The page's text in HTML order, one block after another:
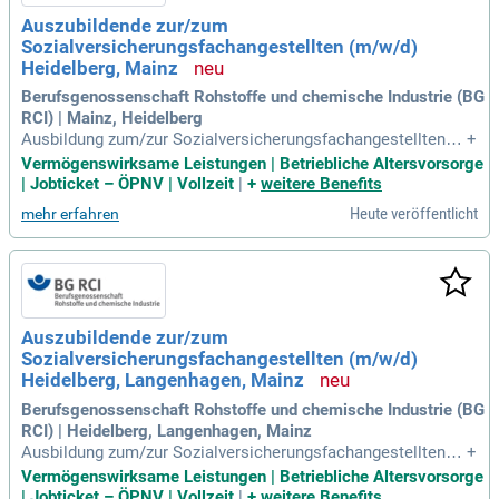
Schwerbehindertenvertretung. Unsere benefits umfassen hy
brides Arbeiten, Mitarbeiterrabatte, Gesundheitsmaßnahme
n und flexible Arbeitszeiten. Werde Teil eines innovativen Te
ams und erlebe lebenslanges Lernen bei uns!
Auszubildende zur/zum
Sozialversicherungsfachangestellten (m/w/d)
Heidelberg, Mainz
Berufsgenossenschaft Rohstoffe und chemische Industrie (BG
RCI) | Mainz, Heidelberg
Ausbildung zum/zur Sozialversicherungsfachangestellten
(m/w/d) Fachrichtung Unfallversicherung: Überblick: Ihre Au
sbildung bei der BG RCI; Während Ihrer dreijährigen Ausbildu
uf Ihre spätere Arbeit
+
Vermögenswirksame Leistungen | Betriebliche Altersvorsorge
| Jobticket – ÖPNV | Vollzeit
+ weitere Benefits
mehr erfahren Heute veröffentlicht
Auszubildende zur/zum
Sozialversicherungsfachangestellten (m/w/d)
Heidelberg, Langenhagen, Mainz
Berufsgenossenschaft Rohstoffe und chemische Industrie (BG
RCI) | Heidelberg, Langenhagen, Mainz
Ausbildung zum/zur Sozialversicherungsfachangestellten
(m/w/d) Fachrichtung Unfallversicherung: Überblick: Ihre Au
sbildung bei der BG RCI; Während Ihrer dreijährigen Ausbildu
+
Vermögenswirksame Leistungen | Betriebliche Altersvorsorge